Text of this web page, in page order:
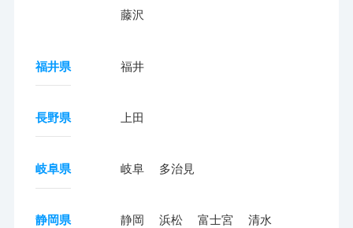
藤沢
福井県 福井
長野県 上田
岐阜県 岐阜 多治見
静岡県 静岡 浜松 富士宮 清水